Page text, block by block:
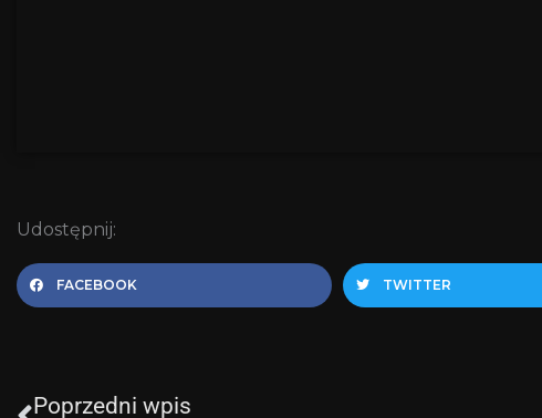
Udostępnij:
FACEBOOK TWITTER
Poprzedni wpis